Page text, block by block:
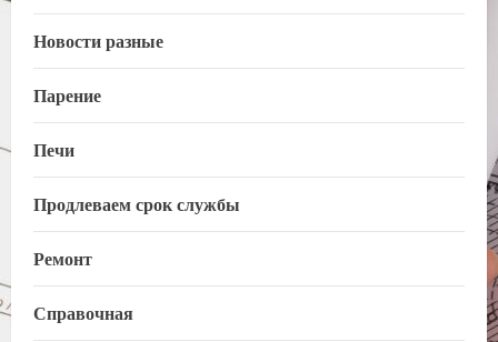
Новости разные
Парение
Печи
Продлеваем срок службы
Ремонт
Справочная